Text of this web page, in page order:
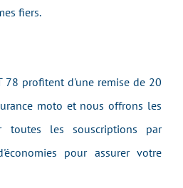
fiers.
78 profitent d'une remise de 20
moto et nous offrons les
toutes les souscriptions par
pour assurer votre